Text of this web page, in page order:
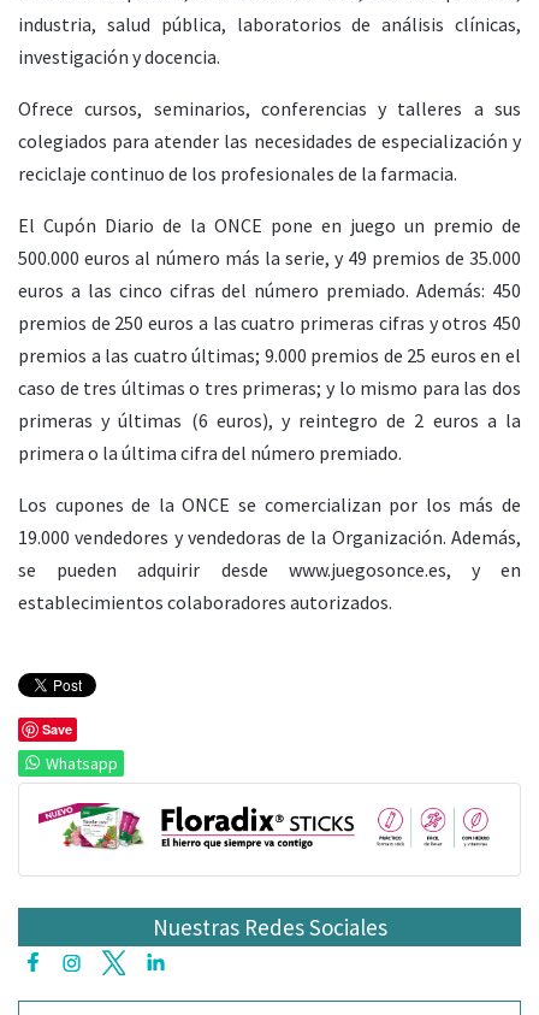
industria, salud pública, laboratorios de análisis clínicas,
investigación y docencia.
Ofrece cursos, seminarios, conferencias y talleres a sus
colegiados para atender las necesidades de especialización y
reciclaje continuo de los profesionales de la farmacia.
El Cupón Diario de la ONCE pone en juego un premio de
500.000 euros al número más la serie, y 49 premios de 35.000
euros a las cinco cifras del número premiado. Además: 450
premios de 250 euros a las cuatro primeras cifras y otros 450
premios a las cuatro últimas; 9.000 premios de 25 euros en el
caso de tres últimas o tres primeras; y lo mismo para las dos
primeras y últimas (6 euros), y reintegro de 2 euros a la
primera o la última cifra del número premiado.
Los cupones de la ONCE se comercializan por los más de
19.000 vendedores y vendedoras de la Organización. Además,
se pueden adquirir desde www.juegosonce.es, y en
establecimientos colaboradores autorizados.
Save
Whatsapp
Nuestras Redes Sociales